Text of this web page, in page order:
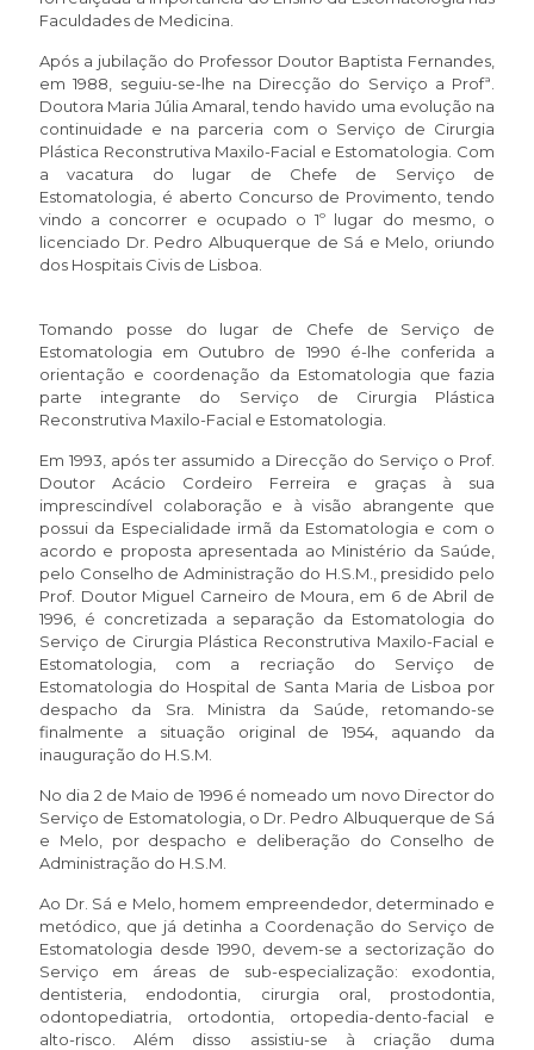
Faculdades de Medicina.
Após a jubilação do Professor Doutor Baptista Fernandes,
em 1988, seguiu-se-lhe na Direcção do Serviço a Profª.
Doutora Maria Júlia Amaral, tendo havido uma evolução na
continuidade e na parceria com o Serviço de Cirurgia
Plástica Reconstrutiva Maxilo-Facial e Estomatologia. Com
a vacatura do lugar de Chefe de Serviço de
Estomatologia, é aberto Concurso de Provimento, tendo
vindo a concorrer e ocupado o 1º lugar do mesmo, o
licenciado Dr. Pedro Albuquerque de Sá e Melo, oriundo
dos Hospitais Civis de Lisboa.
Tomando posse do lugar de Chefe de Serviço de
Estomatologia em Outubro de 1990 é-lhe conferida a
orientação e coordenação da Estomatologia que fazia
parte integrante do Serviço de Cirurgia Plástica
Reconstrutiva Maxilo-Facial e Estomatologia.
Em 1993, após ter assumido a Direcção do Serviço o Prof.
Doutor Acácio Cordeiro Ferreira e graças à sua
imprescindível colaboração e à visão abrangente que
possui da Especialidade irmã da Estomatologia e com o
acordo e proposta apresentada ao Ministério da Saúde,
pelo Conselho de Administração do H.S.M., presidido pelo
Prof. Doutor Miguel Carneiro de Moura, em 6 de Abril de
1996, é concretizada a separação da Estomatologia do
Serviço de Cirurgia Plástica Reconstrutiva Maxilo-Facial e
Estomatologia, com a recriação do Serviço de
Estomatologia do Hospital de Santa Maria de Lisboa por
despacho da Sra. Ministra da Saúde, retomando-se
finalmente a situação original de 1954, aquando da
inauguração do H.S.M.
No dia 2 de Maio de 1996 é nomeado um novo Director do
Serviço de Estomatologia, o Dr. Pedro Albuquerque de Sá
e Melo, por despacho e deliberação do Conselho de
Administração do H.S.M.
Ao Dr. Sá e Melo, homem empreendedor, determinado e
metódico, que já detinha a Coordenação do Serviço de
Estomatologia desde 1990, devem-se a sectorização do
Serviço em áreas de sub-especialização: exodontia,
dentisteria, endodontia, cirurgia oral, prostodontia,
odontopediatria, ortodontia, ortopedia-dento-facial e
alto-risco. Além disso assistiu-se à criação duma